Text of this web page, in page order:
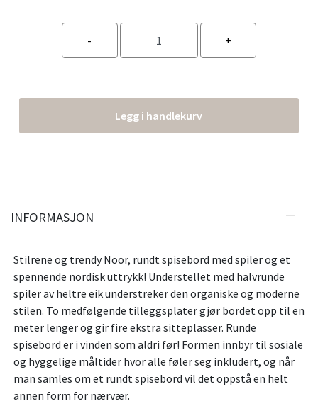
Legg i handlekurv
INFORMASJON
Stilrene og trendy Noor, rundt spisebord med spiler og et
spennende nordisk uttrykk! Understellet med halvrunde
spiler av heltre eik understreker den organiske og moderne
stilen. To medfølgende tilleggsplater gjør bordet opp til en
meter lenger og gir fire ekstra sitteplasser. Runde
spisebord er i vinden som aldri før! Formen innbyr til sosiale
og hyggelige måltider hvor alle føler seg inkludert, og når
man samles om et rundt spisebord vil det oppstå en helt
annen form for nærvær.